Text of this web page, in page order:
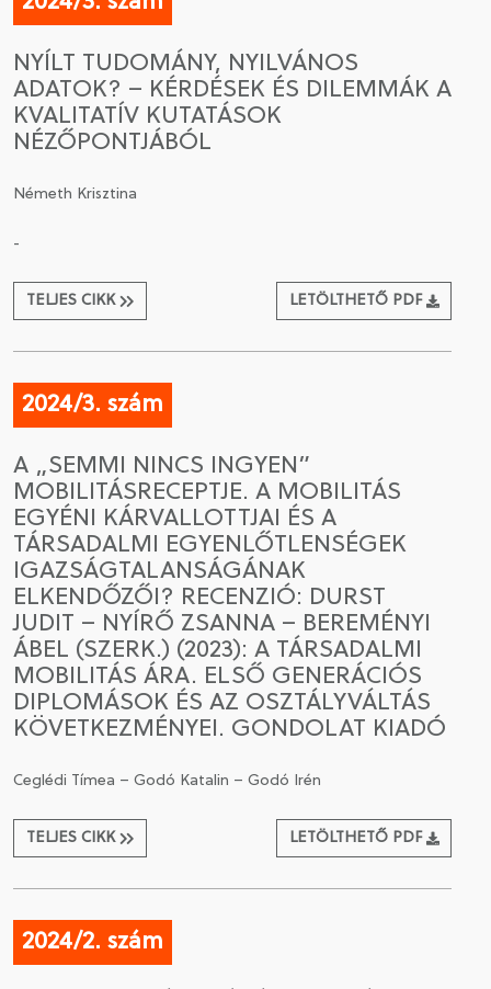
NYÍLT TUDOMÁNY, NYILVÁNOS
ADATOK? – KÉRDÉSEK ÉS DILEMMÁK A
KVALITATÍV KUTATÁSOK
NÉZŐPONTJÁBÓL
Németh Krisztina
-
TELJES CIKK LETÖLTHETŐ PDF
2024/3. szám
A „SEMMI NINCS INGYEN”
MOBILITÁSRECEPTJE. A MOBILITÁS
EGYÉNI KÁRVALLOTTJAI ÉS A
TÁRSADALMI EGYENLŐTLENSÉGEK
IGAZSÁGTALANSÁGÁNAK
ELKENDŐZŐI? RECENZIÓ: DURST
JUDIT – NYÍRŐ ZSANNA – BEREMÉNYI
ÁBEL (SZERK.) (2023): A TÁRSADALMI
MOBILITÁS ÁRA. ELSŐ GENERÁCIÓS
DIPLOMÁSOK ÉS AZ OSZTÁLYVÁLTÁS
KÖVETKEZMÉNYEI. GONDOLAT KIADÓ
Ceglédi Tímea – Godó Katalin – Godó Irén
TELJES CIKK LETÖLTHETŐ PDF
2024/2. szám